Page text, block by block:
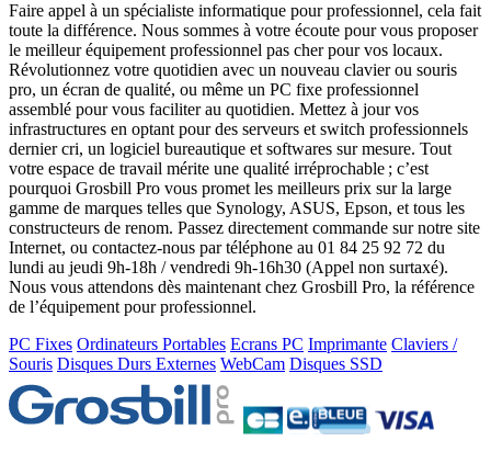
Faire appel à un spécialiste informatique pour professionnel, cela fait
toute la différence. Nous sommes à votre écoute pour vous proposer
le meilleur équipement professionnel pas cher pour vos locaux.
Révolutionnez votre quotidien avec un nouveau clavier ou souris
pro, un écran de qualité, ou même un PC fixe professionnel
assemblé pour vous faciliter au quotidien. Mettez à jour vos
infrastructures en optant pour des serveurs et switch professionnels
dernier cri, un logiciel bureautique et softwares sur mesure. Tout
votre espace de travail mérite une qualité irréprochable ; c’est
pourquoi Grosbill Pro vous promet les meilleurs prix sur la large
gamme de marques telles que Synology, ASUS, Epson, et tous les
constructeurs de renom. Passez directement commande sur notre site
Internet, ou contactez-nous par téléphone au 01 84 25 92 72 du
lundi au jeudi 9h-18h / vendredi 9h-16h30 (Appel non surtaxé).
Nous vous attendons dès maintenant chez Grosbill Pro, la référence
de l’équipement pour professionnel.
PC Fixes Ordinateurs Portables Ecrans PC Imprimante Claviers /
Souris Disques Durs Externes WebCam Disques SSD